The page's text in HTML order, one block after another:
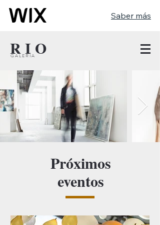
Saber más